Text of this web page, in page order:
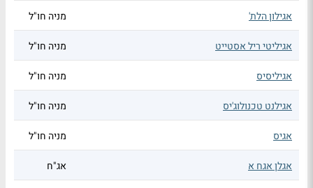
אגילון הלת' מניה חו"ל
אגיליטי ריל אסטייט מניה חו"ל
אגיליסיס מניה חו"ל
אגילנט טכנולוג'יס מניה חו"ל
אגיס מניה חו"ל
אגלן אגח א אג"ח